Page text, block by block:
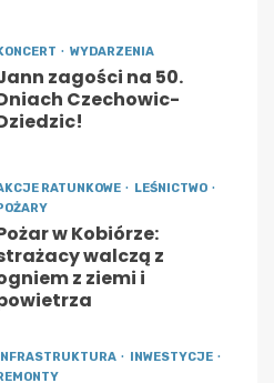
KONCERT WYDARZENIA
zagości na 50.
Czechowic-
RATUNKOWE
LEŚNICTWO
POŻARY
w Kobiórze:
walczą z
z ziemi i
INFRASTRUKTURA
INWESTYCJE
REMONTY